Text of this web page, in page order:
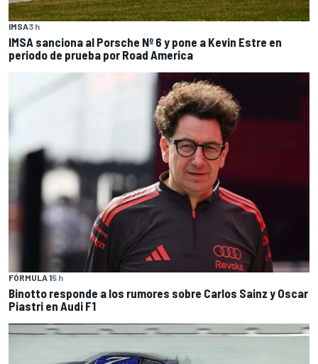
IMSA3 h
IMSA sanciona al Porsche Nº 6 y pone a Kevin Estre en
periodo de prueba por Road America
FÓRMULA 15 h
Binotto responde a los rumores sobre Carlos Sainz y Oscar
Piastri en Audi F1